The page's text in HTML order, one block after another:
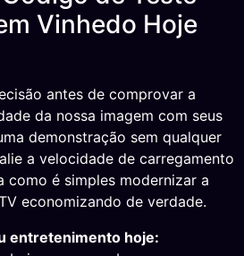
Vinhedo Hoje
antes de comprovar a
da nossa imagem com seus
demonstração sem qualquer
a velocidade de carregamento
como é simples modernizar a
economizando de verdade.
entretenimento hoje: